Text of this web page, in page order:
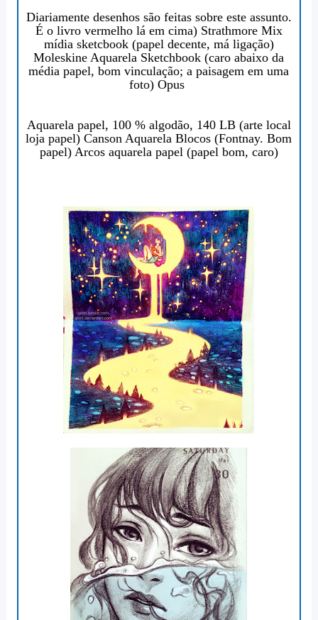
Diariamente desenhos são feitas sobre este assunto.
É o livro vermelho lá em cima) Strathmore Mix
mídia sketcbook (papel decente, má ligação)
Moleskine Aquarela Sketchbook (caro abaixo da
média papel, bom vinculação; a paisagem em uma
foto) Opus
Aquarela papel, 100 % algodão, 140 LB (arte local
loja papel) Canson Aquarela Blocos (Fontnay. Bom
papel) Arcos aquarela papel (papel bom, caro)